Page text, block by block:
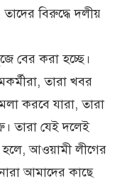
বিরুদ্ধে দলীয়
বের করা হচ্ছে।
তারা খবর
করবে যারা, তারা
তারা যেই দলেই
আওয়ামী লীগের
আমাদের কাছে